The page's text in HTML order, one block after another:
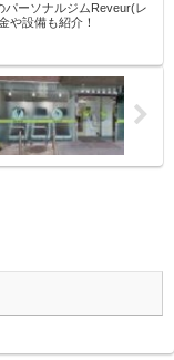
パーソナルジムReveur(レ
や設備も紹介！